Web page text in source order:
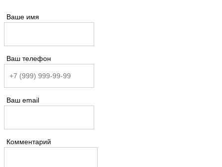
Ваше имя
Ваш телефон
Ваш email
Комментарий